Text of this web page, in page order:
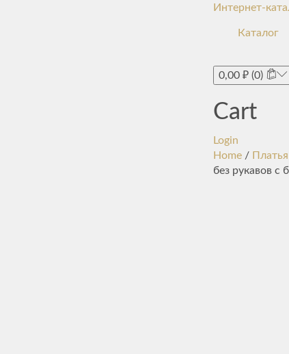
Интернет-
Каталог
0,00 ₽ (0)
Cart
Login
Home / Платья
без рукавов